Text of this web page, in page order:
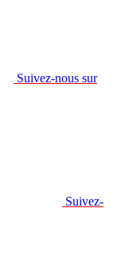
Suivez-nous sur
Suivez-